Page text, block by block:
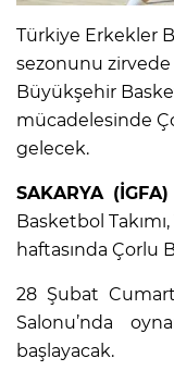
Türkiye Erkekler
sezonunu
Büyükşehir
mücadelesinde
gelecek.
SAKARYA
Basketbol
haftasında Çorlu
28 Şubat
Salonu’nda
başlayacak.